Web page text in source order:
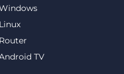
Linux
Router
TV